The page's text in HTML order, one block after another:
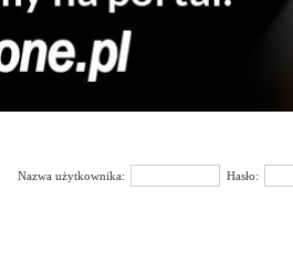
Nazwa użytkownika: Hasło: